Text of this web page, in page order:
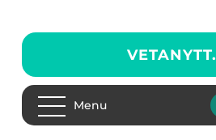
VETANYTT.
Menu